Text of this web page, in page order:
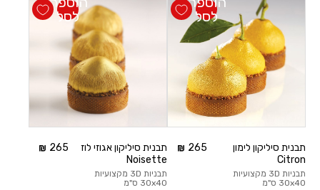
תבנית סיליקון לימון
Citron
תבניות 3D מקצועיות
30x40 ס"מ
265
לסל
תבנית סיליקון אגוזי לוז
Noisette
תבניות 3D מקצועיות
30x40 ס"מ
265
לסל